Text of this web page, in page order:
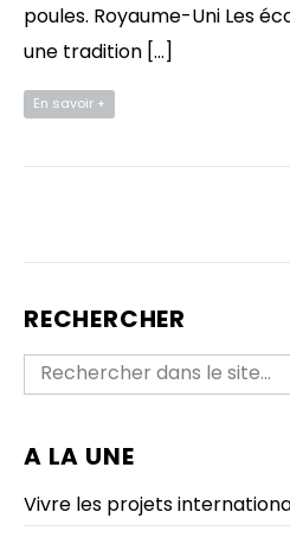
poules. Royaume-Uni Les
une tradition […]
En savoir +
RECHERCHER
A LA UNE
Vivre les projets